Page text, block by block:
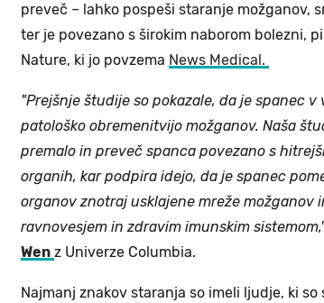
preveč – lahko pospeši staranje možganov,
ter je povezano s širokim naborom bolezni,
Nature, ki jo povzema News Medical.
"Prejšnje študije so pokazale, da je spanec
patološko obremenitvijo možganov. Naša
premalo in preveč spanca povezano s
organih, kar podpira idejo, da je spanec
organov znotraj usklajene mreže možganov
ravnovesjem in zdravim imunskim
Wen z Univerze Columbia.
Najmanj znakov staranja so imeli ljudje, ki